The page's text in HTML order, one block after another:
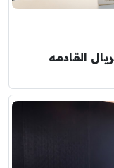
القادمه